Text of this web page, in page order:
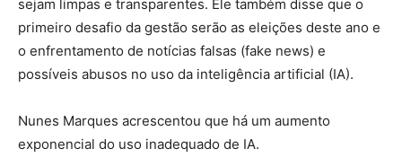
sejam limpas e transparentes. Ele também disse que o
primeiro desafio da gestão serão as eleições deste ano e
o enfrentamento de notícias falsas (fake news) e
possíveis abusos no uso da inteligência artificial (IA).
Nunes Marques acrescentou que há um aumento
exponencial do uso inadequado de IA.